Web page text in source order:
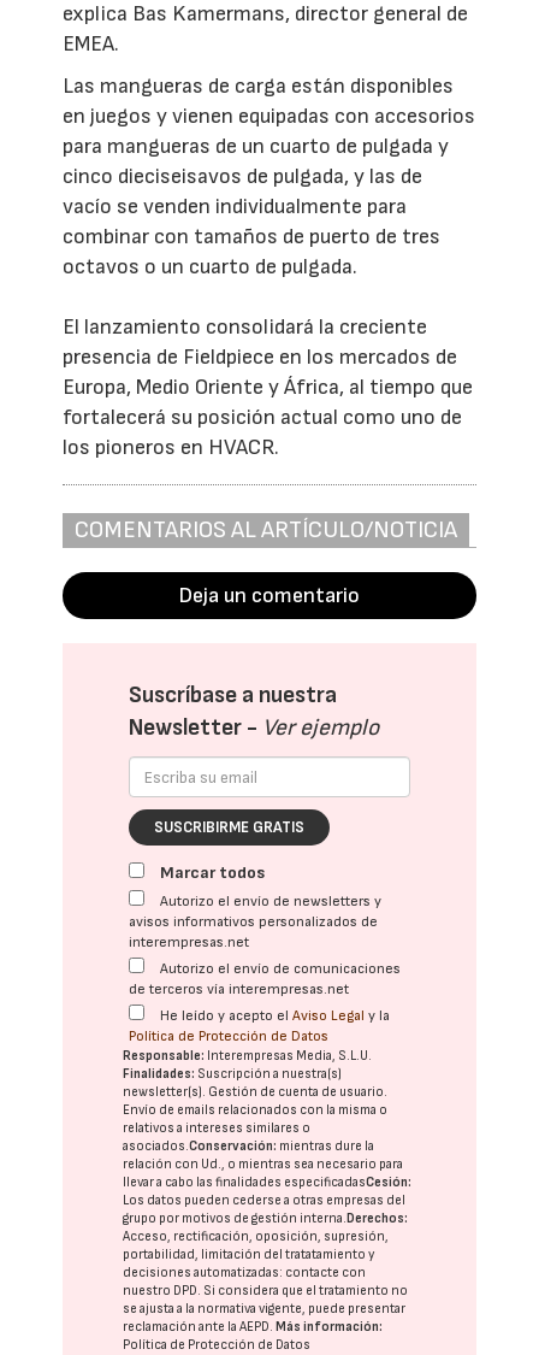
explica Bas Kamermans, director general de
EMEA.
Las mangueras de carga están disponibles
en juegos y vienen equipadas con accesorios
para mangueras de un cuarto de pulgada y
cinco dieciseisavos de pulgada, y las de
vacío se venden individualmente para
combinar con tamaños de puerto de tres
octavos o un cuarto de pulgada.
El lanzamiento consolidará la creciente
presencia de Fieldpiece en los mercados de
Europa, Medio Oriente y África, al tiempo que
fortalecerá su posición actual como uno de
los pioneros en HVACR.
COMENTARIOS AL ARTÍCULO/NOTICIA
Deja un comentario
Suscríbase a nuestra
Newsletter - Ver ejemplo
SUSCRIBIRME GRATIS
Marcar todos
Autorizo el envío de newsletters y
avisos informativos personalizados de
interempresas.net
Autorizo el envío de comunicaciones
de terceros vía interempresas.net
He leído y acepto elAviso Legal y la
Política de Protección de Datos
Responsable: Interempresas Media, S.L.U.
Finalidades: Suscripción a nuestra(s)
newsletter(s). Gestión de cuenta de usuario.
Envío de emails relacionados con la misma o
relativos a intereses similares o
asociados.Conservación: mientras dure la
relación con Ud., o mientras sea necesario para
llevar a cabo las finalidades especificadasCesión:
Los datos pueden cederse a otras empresas del
grupo por motivos de gestión interna. Derechos:
Acceso, rectificación, oposición, supresión,
portabilidad, limitación del tratatamiento y
decisiones automatizadas: contacte con
nuestro DPD. Si considera que el tratamiento no
se ajusta a la normativa vigente, puede presentar
reclamación ante laAEPD. Más información:
Política de Protección de Datos